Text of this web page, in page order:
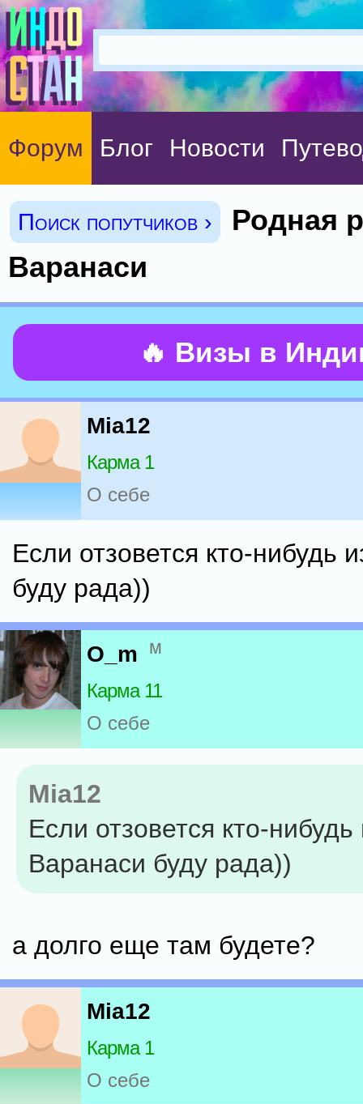
Форум Блог Новости
Поиск попутчиков ›
Родная
Варанаси
🔥 Визы в
Mia12
Карма 1
О себе
Если отзовется кто-нибудь
буду рада))
O_m м
Карма 11
О себе
Mia12
Если отзовется кто-нибудь
Варанаси буду рада))
а долго еще там будете?
Mia12
Карма 1
О себе